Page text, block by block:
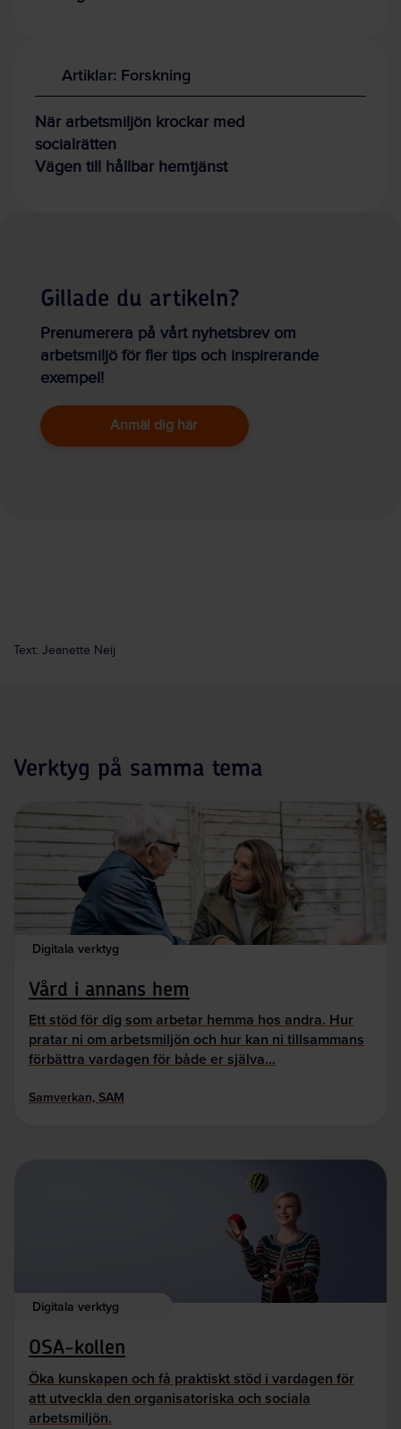
Artiklar: Forskning
När arbetsmiljön krockar med
socialrätten
Vägen till hållbar hemtjänst
Gillade du artikeln?
Prenumerera på vårt nyhetsbrev om
arbetsmiljö för fler tips och inspirerande
exempel!
Anmäl dig här
Text: Jeanette Neij
Verktyg på samma tema
Digitala verktyg
Vård i annans hem
Ett stöd för dig som arbetar hemma hos andra. Hur
pratar ni om arbetsmiljön och hur kan ni tillsammans
förbättra vardagen för både er själva…
Samverkan, SAM
Digitala verktyg
OSA-kollen
Öka kunskapen och få praktiskt stöd i vardagen för
att utveckla den organisatoriska och sociala
arbetsmiljön.